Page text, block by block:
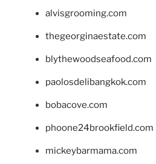
alvisgrooming.com
thegeorginaestate.com
blythewoodseafood.com
paolosdelibangkok.com
bobacove.com
phoone24brookfield.com
mickeybarmama.com